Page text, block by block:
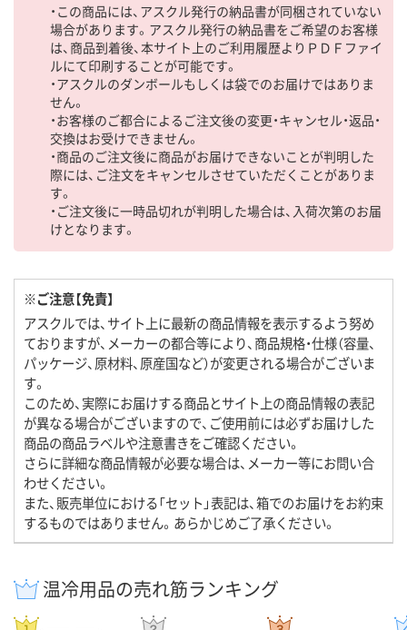
・この商品には、アスクル発行の納品書が同梱されていない
場合があります。アスクル発行の納品書をご希望のお客様
は、商品到着後、本サイト上のご利用履歴よりＰＤＦファイ
ルにて印刷することが可能です。
・アスクルのダンボールもしくは袋でのお届けではありま
せん。
・お客様のご都合によるご注文後の変更・キャンセル・返品・
交換はお受けできません。
・商品のご注文後に商品がお届けできないことが判明した
際には、ご注文をキャンセルさせていただくことがありま
す。
・ご注文後に一時品切れが判明した場合は、入荷次第のお届
けとなります。
※ご注意【免責】
アスクルでは、サイト上に最新の商品情報を表示するよう努め
ておりますが、メーカーの都合等により、商品規格・仕様（容量、
パッケージ、原材料、原産国など）が変更される場合がございま
す。
このため、実際にお届けする商品とサイト上の商品情報の表記
が異なる場合がございますので、ご使用前には必ずお届けした
商品の商品ラベルや注意書きをご確認ください。
さらに詳細な商品情報が必要な場合は、メーカー等にお問い合
わせください。
また、販売単位における「セット」表記は、箱でのお届けをお約束
するものではありません。あらかじめご了承ください。
温冷用品の売れ筋ランキング